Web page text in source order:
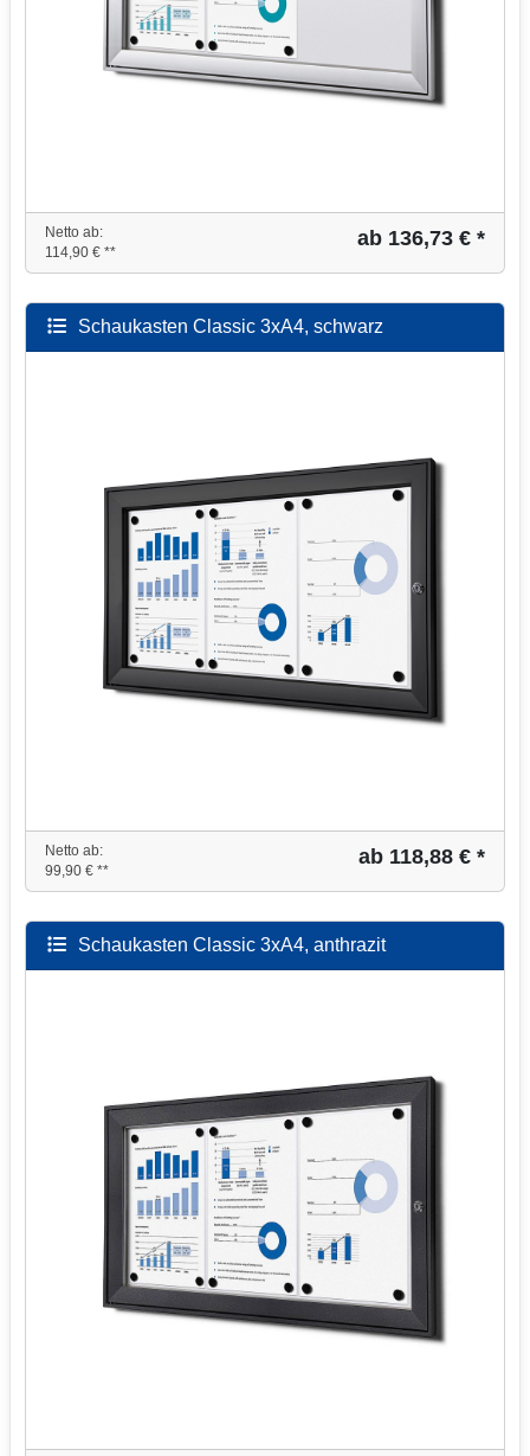
Netto ab:
114,90 € **
ab 136,73 € *
Schaukasten Classic 3xA4, schwarz
Netto ab:
99,90 € **
ab 118,88 € *
Schaukasten Classic 3xA4, anthrazit